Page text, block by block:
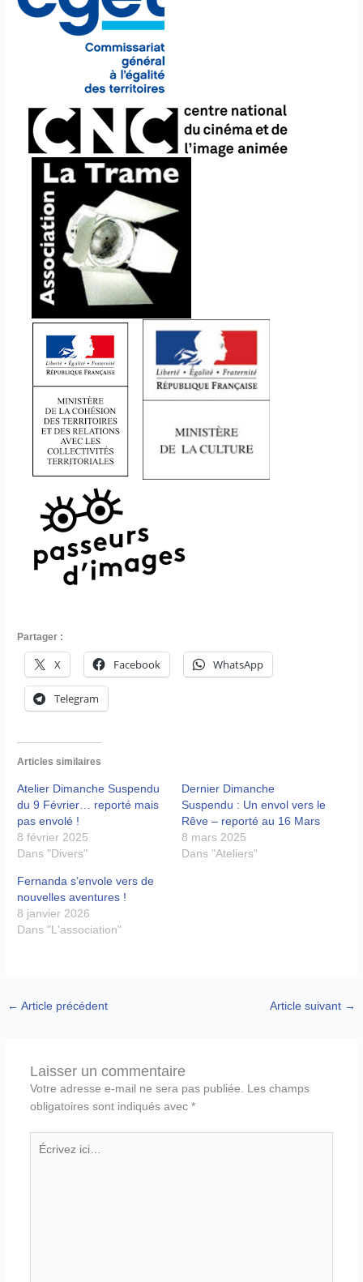
Partager :
X Facebook WhatsApp
Telegram
Articles similaires
Atelier Dimanche Suspendu
du 9 Février… reporté mais
pas envolé !
8 février 2025
Dans "Divers"
Dernier Dimanche
Suspendu : Un envol vers le
Rêve – reporté au 16 Mars
8 mars 2025
Dans "Ateliers"
Fernanda s’envole vers de
nouvelles aventures !
8 janvier 2026
Dans "L'association"
← Article précédent Article suivant →
Laisser un commentaire
Votre adresse e-mail ne sera pas publiée.
Les champs
obligatoires sont indiqués avec *
Écrivez